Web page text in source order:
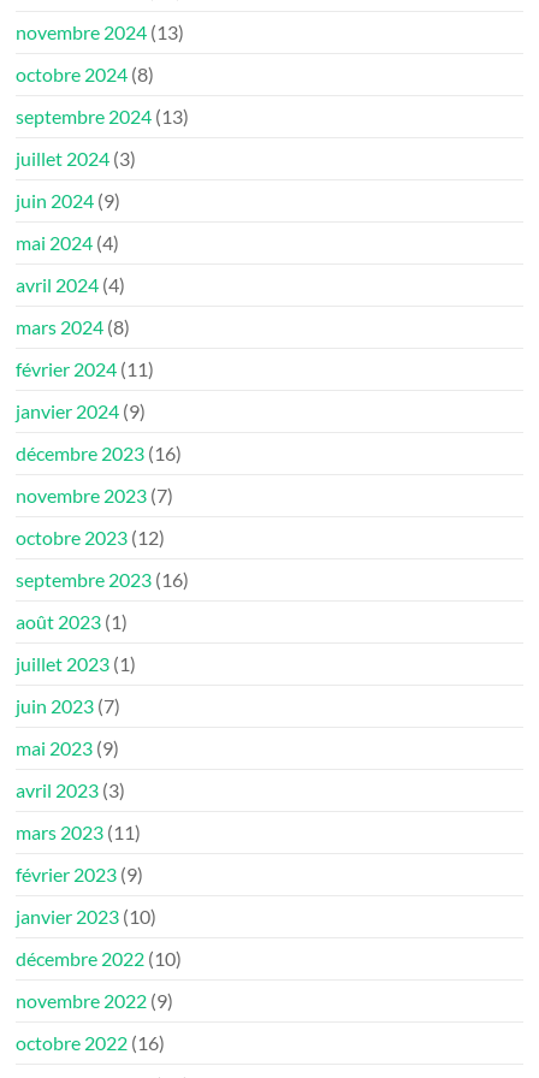
novembre 2024 (13)
octobre 2024 (8)
septembre 2024 (13)
juillet 2024 (3)
juin 2024 (9)
mai 2024 (4)
avril 2024 (4)
mars 2024 (8)
février 2024 (11)
janvier 2024 (9)
décembre 2023 (16)
novembre 2023 (7)
octobre 2023 (12)
septembre 2023 (16)
août 2023 (1)
juillet 2023 (1)
juin 2023 (7)
mai 2023 (9)
avril 2023 (3)
mars 2023 (11)
février 2023 (9)
janvier 2023 (10)
décembre 2022 (10)
novembre 2022 (9)
octobre 2022 (16)